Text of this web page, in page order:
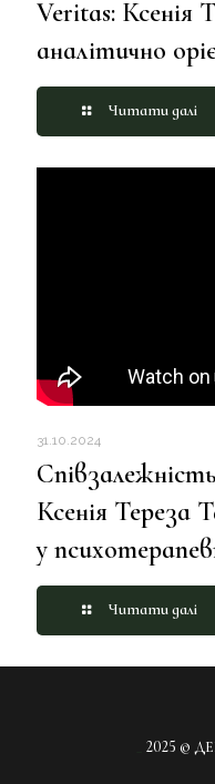
Veritas: Ксенія
аналітично
Читати далі
31.10.2024
Ксенія Тереза
у
Читати далі
2025 ©